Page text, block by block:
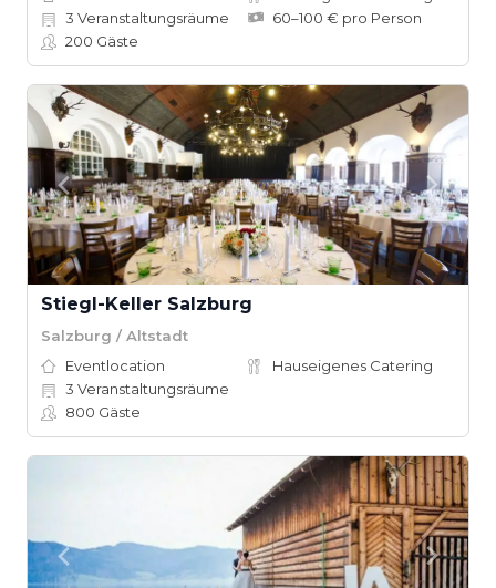
3 Veranstaltungsräume
60–100 € pro Person
200 Gäste
Stiegl-Keller Salzburg
Salzburg / Altstadt
Eventlocation
Hauseigenes Catering
3 Veranstaltungsräume
800 Gäste